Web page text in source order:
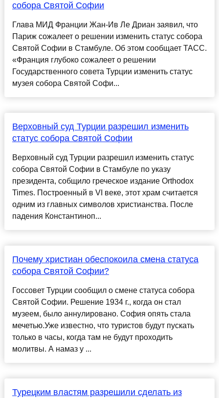
собора Святой Софии
Глава МИД Франции Жан-Ив Ле Дриан заявил, что
Париж сожалеет о решении изменить статус собора
Святой Софии в Стамбуле. Об этом сообщает ТАСС.
«Франция глубоко сожалеет о решении
Государственного совета Турции изменить статус
музея собора Святой Софи...
Верховный суд Турции разрешил изменить
статус собора Святой Софии
Верховный суд Турции разрешил изменить статус
собора Святой Софии в Стамбуле по указу
президента, собщило греческое издание Оrthodox
Times. Построенный в VI веке, этот храм считается
одним из главных символов христианства. После
падения Константиноп...
Почему христиан обеспокоила смена статуса
собора Святой Софии?
Госсовет Турции сообщил о смене статуса собора
Святой Софии. Решение 1934 г., когда он стал
музеем, было аннулировано. София опять стала
мечетью.Уже известно, что туристов будут пускать
только в часы, когда там не будут проходить
молитвы. А намаз у ...
Турецким властям разрешили сделать из